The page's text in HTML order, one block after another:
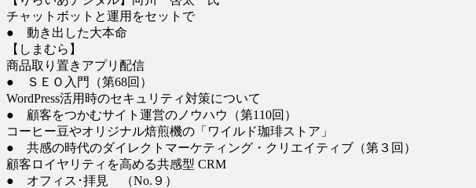
チャットボットと運用をセットで
● 動き出した大本命
【しまむら】
商品取り置きアプリ配信
● ＳＥＯ入門（第68回）
WordPress活用時のセキュリティ対策について
● 顧客をつかむサイト運営のノウハウ（第110回）
コーヒー豆やオリジナル焙煎機の「ワイルド珈琲ストア」
● 共感の時代のダイレクトマーケティング・クリエイティブ（第３回）
顧客ロイヤリティを高める共感型 CRM
● オフィス･拝見 （No.９）